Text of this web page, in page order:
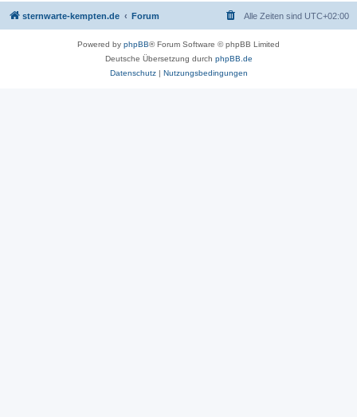
sternwarte-kempten.de Forum Alle Zeiten sind UTC+02:00
Powered by phpBB® Forum Software © phpBB Limited
Deutsche Übersetzung durch phpBB.de
Datenschutz| Nutzungsbedingungen